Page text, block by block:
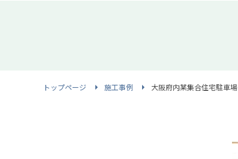
トップページ 施工事例 大阪府内某集合住宅駐車場